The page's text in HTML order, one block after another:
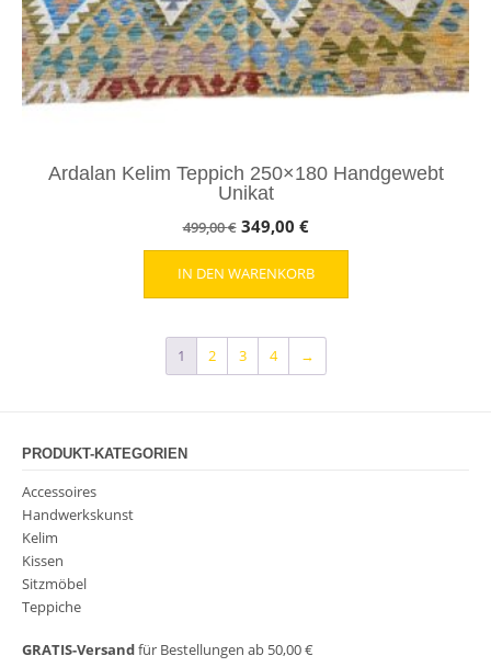
Ardalan Kelim Teppich 250×180 Handgewebt
Unikat
499,00€ Ursprünglicher
Preis
war:
349,00 €Aktueller
Preis
ist:
IN DEN WARENKORB
1 2 3 4 →
PRODUKT-KATEGORIEN
Accessoires
Handwerkskunst
Kelim
Kissen
Sitzmöbel
Teppiche
GRATIS-Versandfür Bestellungen ab 50,00 €